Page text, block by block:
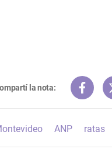
la nota:
ANP ratas